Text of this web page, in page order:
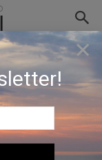
Zdj.
×